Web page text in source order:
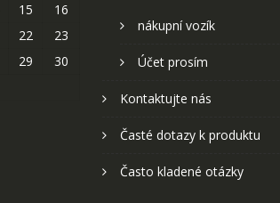
15
16
22
23
29
30
nákupní vozík
Účet prosím
Kontaktujte nás
Časté dotazy k produktu
Často kladené otázky